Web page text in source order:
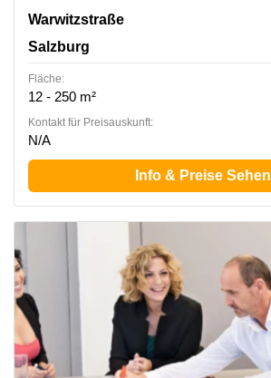
Warwitzstraße 9, Salzburg
Warwitzstraße
Salzburg
Fläche:
12 - 250 m²
Kontakt für Preisauskunft:
N/A
Info & Preise Sehen